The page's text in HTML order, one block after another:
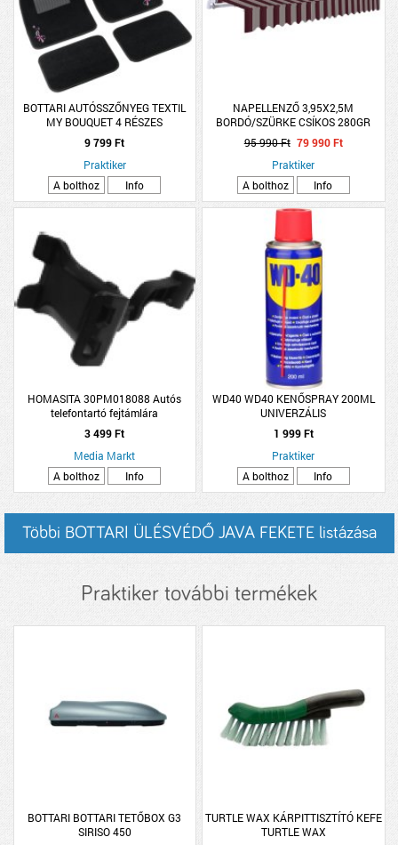
BOTTARI AUTÓSSZŐNYEG TEXTIL
MY BOUQUET 4 RÉSZES
9 799 Ft
Praktiker
A bolthoz
Info
NAPELLENZŐ 3,95X2,5M
BORDÓ/SZÜRKE CSÍKOS 280GR
POLYESTER
95 990 Ft 79 990 Ft
Praktiker
A bolthoz
Info
HOMASITA 30PM018088 Autós
telefontartó fejtámlára
3 499 Ft
Media Markt
A bolthoz
Info
WD40 WD40 KENŐSPRAY 200ML
UNIVERZÁLIS
1 999 Ft
Praktiker
A bolthoz
Info
Többi BOTTARI ÜLÉSVÉDŐ JAVA FEKETE listázása
Praktiker további termékek
BOTTARI BOTTARI TETŐBOX G3
SIRISO 450
TURTLE WAX KÁRPITTISZTÍTÓ KEFE
TURTLE WAX